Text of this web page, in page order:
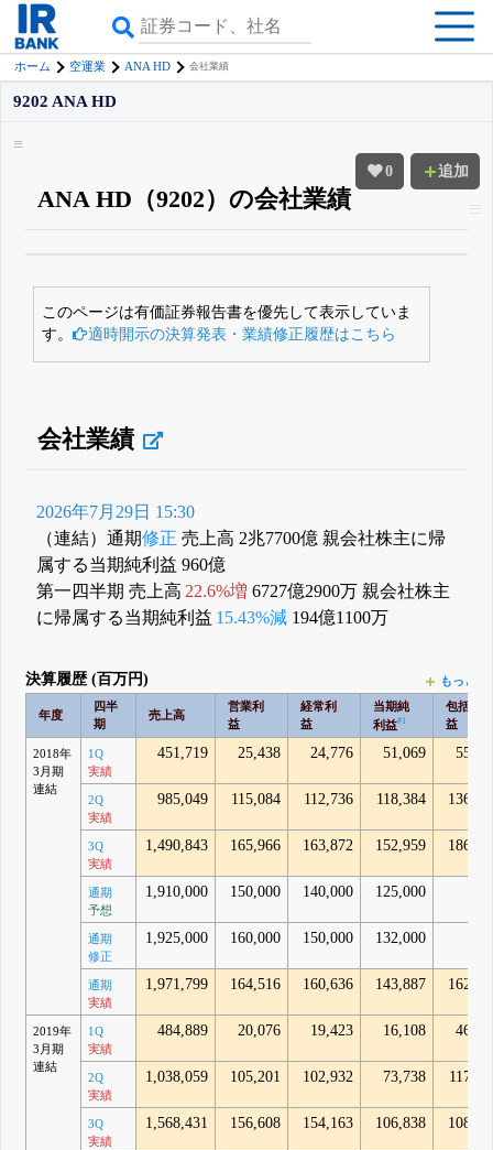
ホーム 空運業 ANA HD 会社業績
0 追加
9202 ANA HD
ANA HD（9202）の会社業績
詳しく見られる無料でβ版をはじめる
登録すると永久30%OFFと米株版の先行利用も付きます
このページは有価証券報告書を優先して表示していま
す。
適時開示の決算発表・業績修正履歴はこちら
会社業績
2026年7月29日 15:30
（連結）通期修正 売上高 2兆7700億 親会社株主に帰
属する当期純利益 960億
第一四半期 売上高 22.6%増 6727億2900万 親会社株主
に帰属する当期純利益 15.43%減 194億1100万
決算履歴 (百万円) もっとみ
年度
四半
期
売上高
営業利
益
経常利
益
当期純
利益#1
包括利
益
2018年
3月期
連結
1Q
実績
451,719 25,438 24,776 51,069
2Q
実績
985,049 115,084 112,736 118,384
3Q
実績
1,490,843 165,966 163,872 152,959
通期
予想
1,910,000 150,000 140,000 125,000
通期
修正
1,925,000 160,000 150,000 132,000
通期
実績
1,971,799 164,516 160,636 143,887
2019年
3月期
連結
1Q
実績
484,889 20,076 19,423 16,108
2Q
実績
1,038,059 105,201 102,932 73,738
3Q
実績
1,568,431 156,608 154,163 106,838